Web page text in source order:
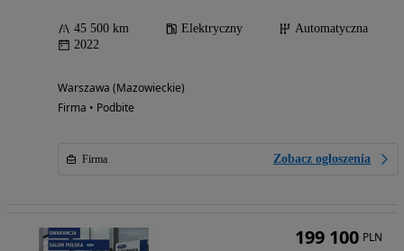
45 500 km Elektryczny
Automatyczna
2022
Warszawa (Mazowieckie)
Firma • Podbite
Firma Zobacz ogłoszenia
199 100 PLN